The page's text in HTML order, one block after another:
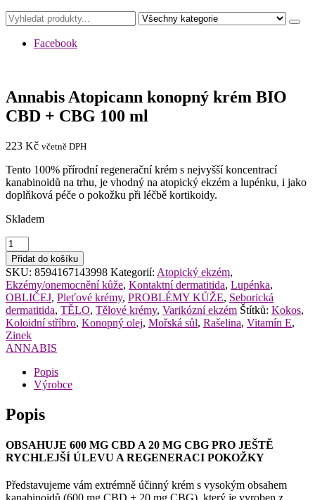
Facebook
Annabis Atopicann konopný krém BIO
CBD + CBG 100 ml
223 Kč včetně DPH
Tento 100% přírodní regenerační krém s nejvyšší koncentrací
kanabinoidů na trhu, je vhodný na atopický ekzém a lupénku, i jako
doplňková péče o pokožku při léčbě kortikoidy.
Skladem
Annabis
Atopicann
konopný
krém
BIO
CBD
+
CBG
100
ml
množství
Přidat do košíku
SKU: 8594167143998 Kategorií: Atopický ekzém,
Ekzémy/onemocnění kůže, Kontaktní dermatitida, Lupénka,
OBLIČEJ, Pleťové krémy, PROBLÉMY KŮŽE, Seborická
dermatitida, TĚLO, Tělové krémy, Varikózní ekzém Štítků: Kokos,
Koloidní stříbro, Konopný olej, Mořská sůl, Rašelina, Vitamín E,
Zinek
ANNABIS
Popis
Výrobce
Popis
OBSAHUJE 600 MG CBD A 20 MG CBG PRO JEŠTĚ
RYCHLEJŠÍ ÚLEVU A REGENERACI POKOŽKY
Představujeme vám extrémně účinný krém s vysokým obsahem